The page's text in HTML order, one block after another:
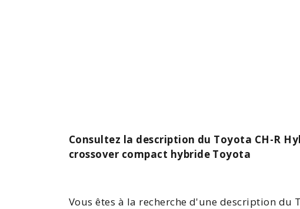
Consultez la description du Toyota CH-R
crossover compact hybride Toyota
Vous êtes à la recherche d'une description du